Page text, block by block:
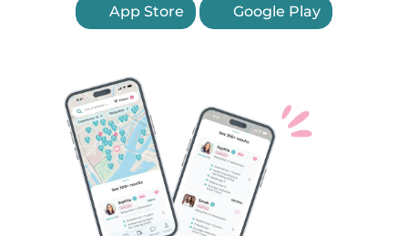
App Store Google Play